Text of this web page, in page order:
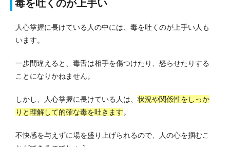
毒を吐くのが上手い
人心掌握に長けている人の中には、毒を吐くのが上手い人も
います。
一歩間違えると、毒舌は相手を傷つけたり、怒らせたりする
ことになりかねません。
しかし、人心掌握に長けている人は、 状況や関係性をしっか
りと理解して的確な毒を吐きます。
不快感を与えずに場を盛り上げられるので、人の心を掴むこ